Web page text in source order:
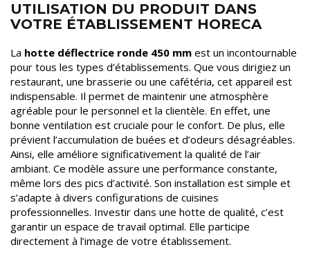
UTILISATION DU PRODUIT DANS
VOTRE ÉTABLISSEMENT HORECA
La hotte déflectrice ronde 450 mm est un incontournable
pour tous les types d’établissements. Que vous dirigiez un
restaurant, une brasserie ou une cafétéria, cet appareil est
indispensable. Il permet de maintenir une atmosphère
agréable pour le personnel et la clientèle. En effet, une
bonne ventilation est cruciale pour le confort. De plus, elle
prévient l’accumulation de buées et d’odeurs désagréables.
Ainsi, elle améliore significativement la qualité de l’air
ambiant. Ce modèle assure une performance constante,
même lors des pics d’activité. Son installation est simple et
s’adapte à divers configurations de cuisines
professionnelles. Investir dans une hotte de qualité, c’est
garantir un espace de travail optimal. Elle participe
directement à l’image de votre établissement.